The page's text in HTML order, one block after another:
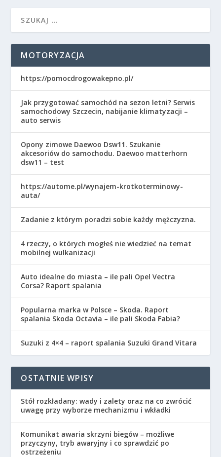
MOTORYZACJA
https://pomocdrogowakepno.pl/
Jak przygotować samochód na sezon letni? Serwis
samochodowy Szczecin, nabijanie klimatyzacji –
auto serwis
Opony zimowe Daewoo Dsw11. Szukanie
akcesoriów do samochodu. Daewoo matterhorn
dsw11 – test
https://autome.pl/wynajem-krotkoterminowy-
auta/
Zadanie z którym poradzi sobie każdy mężczyzna.
4 rzeczy, o których mogłeś nie wiedzieć na temat
mobilnej wulkanizacji
Auto idealne do miasta – ile pali Opel Vectra
Corsa? Raport spalania
Popularna marka w Polsce – Skoda. Raport
spalania Skoda Octavia – ile pali Skoda Fabia?
Suzuki z 4×4 – raport spalania Suzuki Grand Vitara
OSTATNIE WPISY
Stół rozkładany: wady i zalety oraz na co zwrócić
uwagę przy wyborze mechanizmu i wkładki
Komunikat awaria skrzyni biegów – możliwe
przyczyny, tryb awaryjny i co sprawdzić po
ostrzeżeniu